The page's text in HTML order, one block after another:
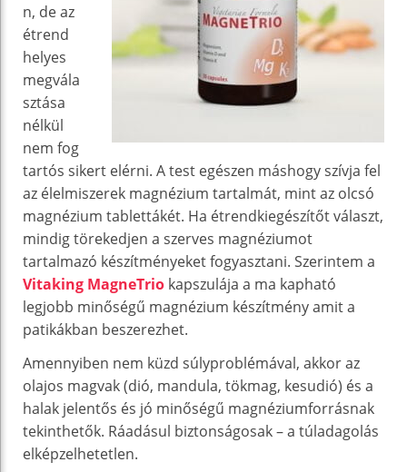
n, de az
étrend
helyes
megvála
sztása
nélkül
nem fog
tartós sikert elérni. A test egészen máshogy szívja fel
az élelmiszerek magnézium tartalmát, mint az olcsó
magnézium tablettákét. Ha étrendkiegészítőt választ,
mindig törekedjen a szerves magnéziumot
tartalmazó készítményeket fogyasztani. Szerintem a
Vitaking MagneTrio kapszulája a ma kapható
legjobb minőségű magnézium készítmény amit a
patikákban beszerezhet.
Amennyiben nem küzd súlyproblémával, akkor az
olajos magvak (dió, mandula, tökmag, kesudió) és a
halak jelentős és jó minőségű magnéziumforrásnak
tekinthetők. Ráadásul biztonságosak – a túladagolás
elképzelhetetlen.